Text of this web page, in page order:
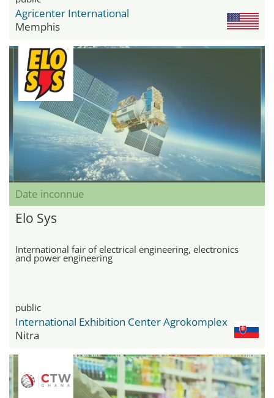
Agricenter International
Memphis
Date inconnue
Elo Sys
International fair of electrical engineering, electronics
and power engineering
public
International Exhibition Center Agrokomplex
Nitra